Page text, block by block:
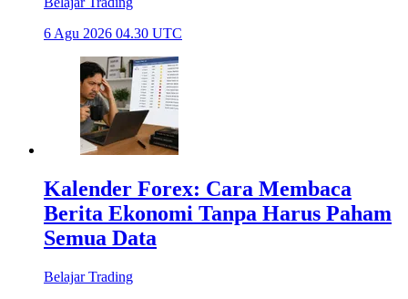
6 Agu 2026 04.30 UTC
Kalender Forex: Cara Membaca
Berita Ekonomi Tanpa Harus Paham
Semua Data
Belajar Trading